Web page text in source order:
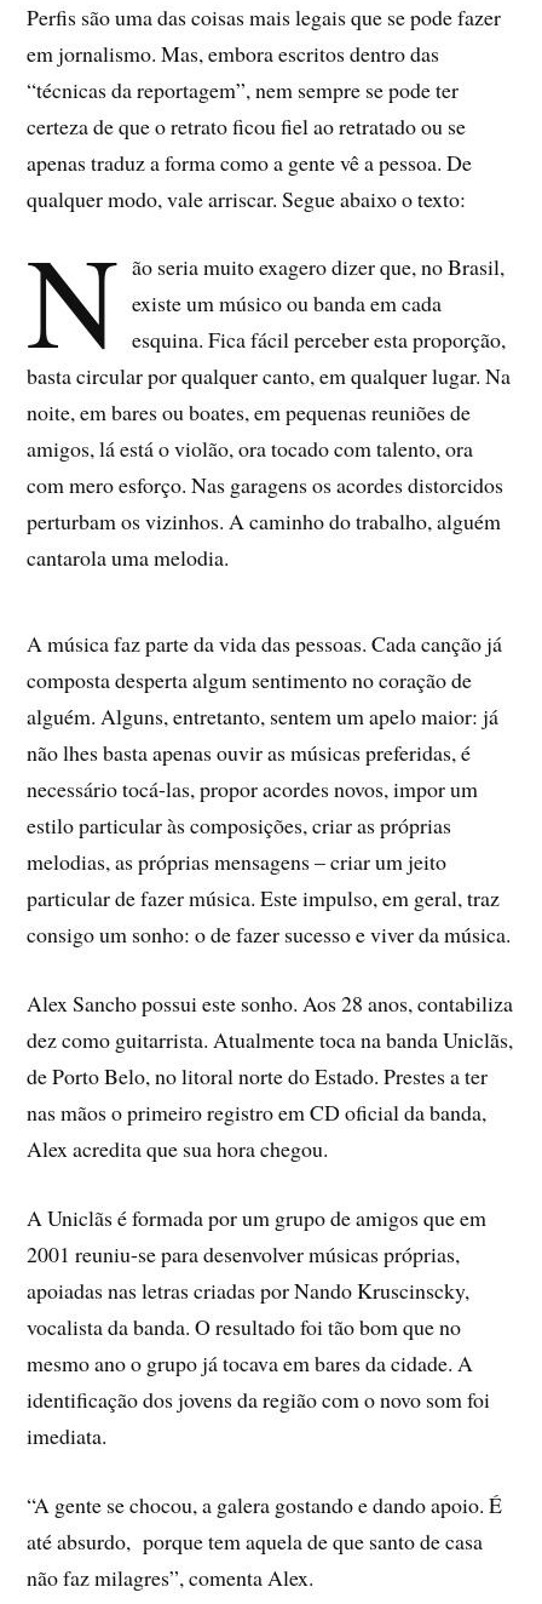
Perfis são uma das coisas mais legais que se pode fazer
em jornalismo. Mas, embora escritos dentro das
“técnicas da reportagem”, nem sempre se pode ter
certeza de que o retrato ficou fiel ao retratado ou se
apenas traduz a forma como a gente vê a pessoa. De
qualquer modo, vale arriscar. Segue abaixo o texto:
N ão seria muito exagero dizer que, no Brasil,
existe um músico ou banda em cada
esquina. Fica fácil perceber esta proporção,
basta circular por qualquer canto, em qualquer lugar. Na
noite, em bares ou boates, em pequenas reuniões de
amigos, lá está o violão, ora tocado com talento, ora
com mero esforço. Nas garagens os acordes distorcidos
perturbam os vizinhos. A caminho do trabalho, alguém
cantarola uma melodia.
A música faz parte da vida das pessoas. Cada canção já
composta desperta algum sentimento no coração de
alguém. Alguns, entretanto, sentem um apelo maior: já
não lhes basta apenas ouvir as músicas preferidas, é
necessário tocá-las, propor acordes novos, impor um
estilo particular às composições, criar as próprias
melodias, as próprias mensagens – criar um jeito
particular de fazer música. Este impulso, em geral, traz
consigo um sonho: o de fazer sucesso e viver da música.
Alex Sancho possui este sonho. Aos 28 anos, contabiliza
dez como guitarrista. Atualmente toca na banda Uniclãs,
de Porto Belo, no litoral norte do Estado. Prestes a ter
nas mãos o primeiro registro em CD oficial da banda,
Alex acredita que sua hora chegou.
A Uniclãs é formada por um grupo de amigos que em
2001 reuniu-se para desenvolver músicas próprias,
apoiadas nas letras criadas por Nando Kruscinscky,
vocalista da banda. O resultado foi tão bom que no
mesmo ano o grupo já tocava em bares da cidade. A
identificação dos jovens da região com o novo som foi
imediata.
“A gente se chocou, a galera gostando e dando apoio. É
até absurdo, porque tem aquela de que santo de casa
não faz milagres”, comenta Alex.